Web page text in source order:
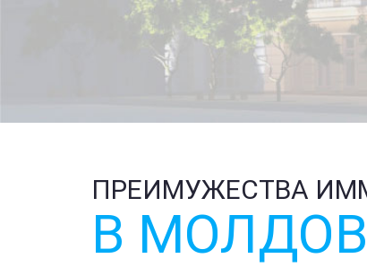
ПРЕИМУЖЕСТВА
В